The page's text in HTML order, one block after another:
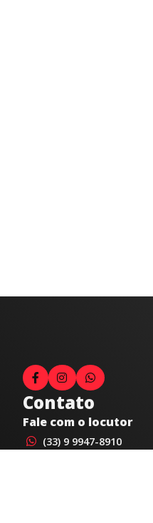
Contato
Fale com o locutor
(33) 9 9947-8910